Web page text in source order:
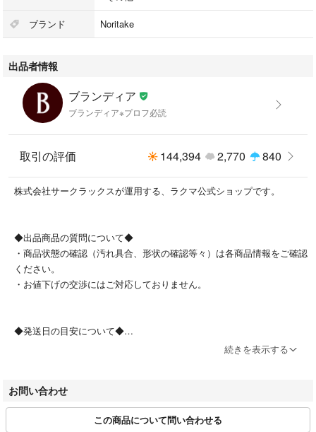
■カップ
口径 : 約 9 cm (口径)
一つあたり
[カラー]
白×シルバー×ゴールド
カップ&ソーサー×2点
※キレイなお品です。安心してお使いください。
[コンディションの備考]
【本体】
・未使用品ですが、保存状態により底面に薄ら汚れ / 小傷若干
[付属品]
ブランド Noritake
出品者情報
ブランディア
ブランディア※プロフ必読
取引の評価 144,394 2,770 840
株式会社サークラックスが運用する、ラクマ公式ショップです。
◆出品商品の質問について◆
・商品状態の確認（汚れ具合、形状の確認等々）は各商品情報をご確認
ください。
・お値下げの交渉にはご対応しておりません。
◆発送日の目安について◆
ご入金確認後、0-4営業日程度で配送を行っております。
◆在庫について◆
ラクマ以外でも出品を行っております。
続きを表示する
お問い合わせ
この商品について問い合わせる